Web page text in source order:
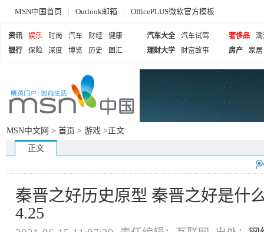
MSN中国首页 | Outlook邮箱 | OfficePLUS微软官方模板
资讯 娱乐 时尚 汽车 财经
健康
银行
保险 深度 博览 历史 图汇
汽车大全
汽车试驾
理财大学
财富故事
奢侈品
房产
家居
MSN中文网 > 首页 > 游戏 >正文
正文
秦晋之好历史原型 秦晋之好是什
4.25